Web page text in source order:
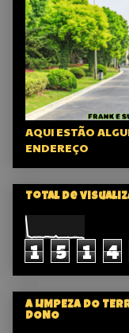
AQUI ESTÃO
ENDEREÇO
Total de
1 5 1 4
A LIMPEZA DO
DONO